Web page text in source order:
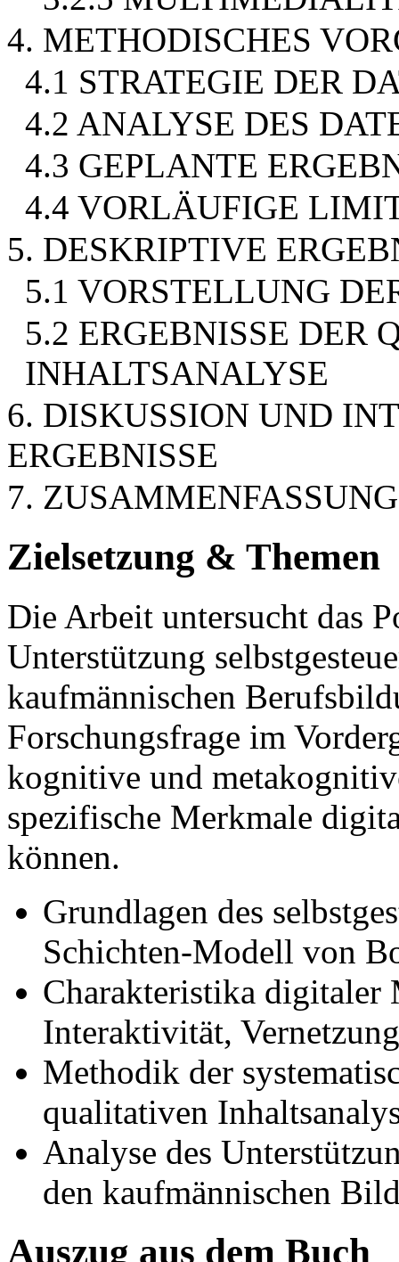
4. METHODISCHES
4.1 STRATEGIE DER
4.2 ANALYSE DES
4.3 GEPLANTE
4.4 VORLÄUFIGE
5. DESKRIPTIVE
5.1 VORSTELLUNG
5.2 ERGEBNISSE DER
INHALTSANALYSE
6. DISKUSSION UND
ERGEBNISSE
7.
Zielsetzung & Themen
Die Arbeit untersucht das
Unterstützung
kaufmännischen
Forschungsfrage im
kognitive und
spezifische Merkmale
können.
Grundlagen des
Schichten-Modell von
Charakteristika digitaler
Interaktivität,
Methodik der
qualitativen
Analyse des
den kaufmännischen
Auszug aus dem Buch